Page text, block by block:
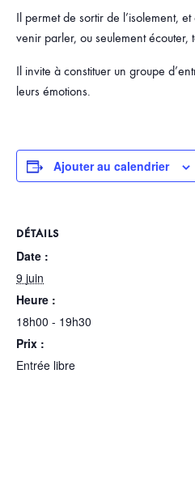
Il permet de sortir de l’isolement,
venir parler, ou seulement
Il invite à constituer un groupe
leurs émotions.
Ajouter au calendrier
DÉTAILS
Date :
9 juin
Heure :
18h00 - 19h30
Prix :
Entrée libre